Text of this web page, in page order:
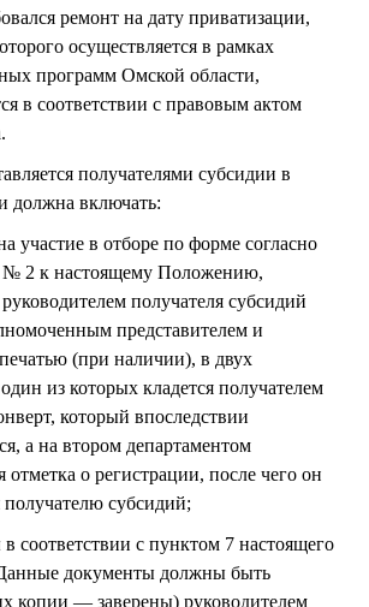
ремонт на дату приватизации,
осуществляется в рамках
программ Омской области,
в соответствии с правовым актом
получателями субсидии в
должна включать:
участие в отборе по форме согласно
2 к настоящему Положению,
получателя субсидий
представителем и
(при наличии), в двух
из которых кладется получателем
который впоследствии
а на втором департаментом
отметка о регистрации, после чего он
получателю субсидий;
соответствии с пунктом 7 настоящего
документы должны быть
копии — заверены) руководителем